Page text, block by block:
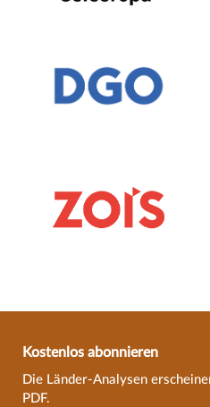
Kostenlos abonnieren
Die Länder-Analysen
PDF.